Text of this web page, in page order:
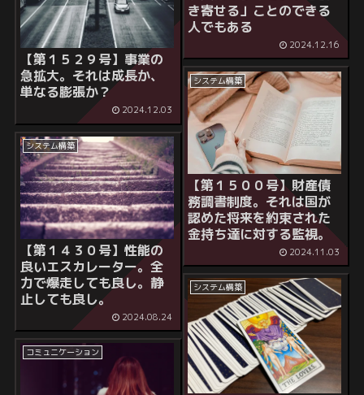
き寄せる」ことのできる
人でもある
2024.12.16
【第１５２９号】事業の
急拡大。それは成長か、
単なる膨張か？
2024.12.03
システム構築
【第１５００号】財産債
務調書制度。それは国が
認めた将来を約束された
金持ち達に対する監視。
2024.11.03
システム構築
【第１４３０号】性能の
良いエスカレーター。全
力で爆走しても良し。静
止しても良し。
2024.08.24
システム構築
コミュニケーション